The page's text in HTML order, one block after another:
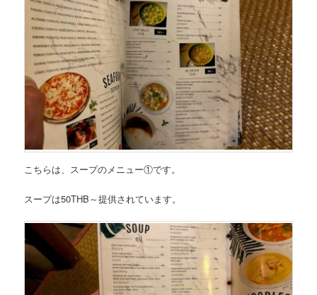
こちらは、 スープのメニュー①です。
スープは50THB～提供されています。